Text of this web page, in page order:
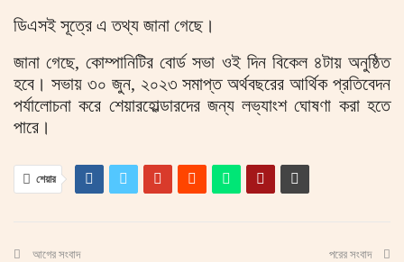
ডিএসই সূত্রে এ তথ্য জানা গেছে।
জানা গেছে, কোম্পানিটির বোর্ড সভা ওই দিন বিকেল ৪টায় অনুষ্ঠিত
হবে। সভায় ৩০ জুন, ২০২৩ সমাপ্ত অর্থবছরের আর্থিক প্রতিবেদন
পর্যালোচনা করে শেয়ারহোল্ডারদের জন্য লভ্যাংশ ঘোষণা করা হতে
পারে।
শেয়ার
আগের সংবাদ পরের সংবাদ